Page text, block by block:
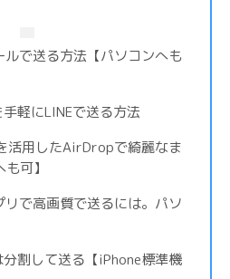
で送る方法【パソコンへも
軽にLINEで送る方法
用したAirDropで綺麗なま
可】
で高画質で送るには。パソ
割して送る【iPhone標準機